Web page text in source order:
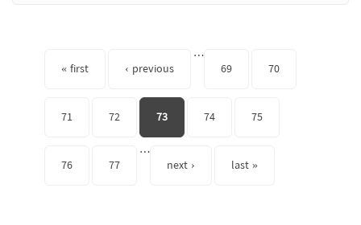
« first ‹ previous
…
69
70
71 72 73 74 75
76 77
…
next ›
last »